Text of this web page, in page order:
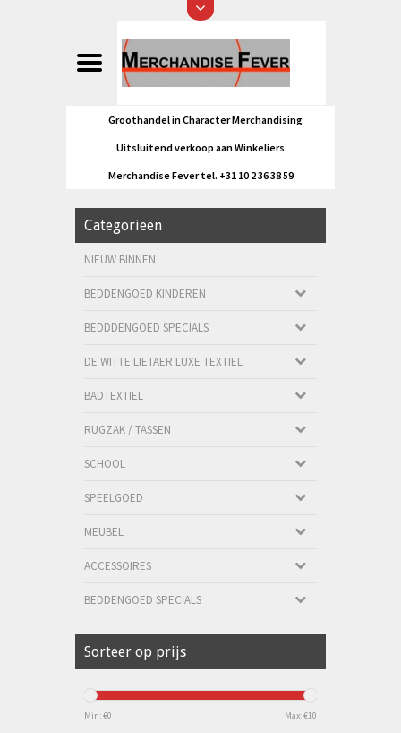
Groothandel in Character Merchandising
Uitsluitend verkoop aan Winkeliers
Merchandise Fever tel. +31 10 2 36 38 59
Categorieën
NIEUW BINNEN
BEDDENGOED KINDEREN
BEDDDENGOED SPECIALS
DE WITTE LIETAER LUXE TEXTIEL
BADTEXTIEL
RUGZAK / TASSEN
SCHOOL
SPEELGOED
MEUBEL
ACCESSOIRES
BEDDENGOED SPECIALS
Sorteer op prijs
Min: €0 Max: €10